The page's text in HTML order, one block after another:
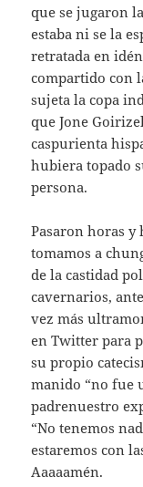
que se jugaron
estaba ni se la
retratada en
compartido con
sujeta la copa
que Jone
caspurienta
hubiera topado
persona.
Pasaron horas y
tomamos a
de la castidad
cavernarios,
vez más
en Twitter para
su propio
manido “no fue
padrenuestro
“No tenemos
estaremos con
Aaaaamén.